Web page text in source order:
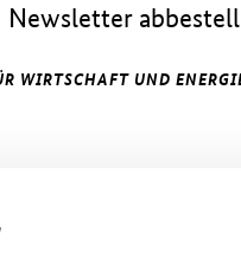
Newsletter
WIRTSCHAFT UND